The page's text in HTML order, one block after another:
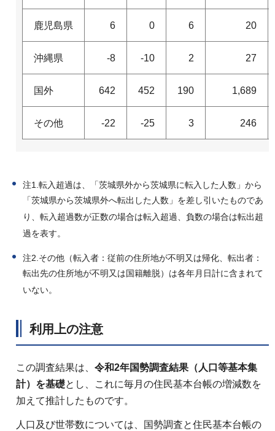
鹿児島県 6 0 6 20
沖縄県 -8 -10 2 27
国外 642 452 190 1,689
その他 -22 -25 3 246
注1.転入超過は、「茨城県外から茨城県に転入した人数」から
「茨城県から茨城県外へ転出した人数」を差し引いたものであ
り、転入超過数が正数の場合は転入超過、負数の場合は転出超
過を表す。
注2.その他（転入者：従前の住所地が不明又は帰化、転出者：
転出先の住所地が不明又は国籍離脱）は各年月日計に含まれて
いない。
利用上の注意
この調査結果は、 令和2年国勢調査結果（人口等基本集
計）を基礎とし、これに毎月の住民基本台帳の増減数を
加えて推計したものです。
人口及び世帯数については、国勢調査と住民基本台帳の